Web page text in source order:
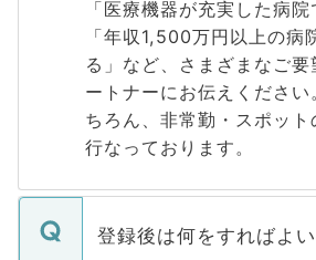
「医療機器が充実した病院
「年収1,500万円以上の病
る」など、さまざまなご
ートナーにお伝えください
ちろん、非常勤・スポット
行なっております。
登録後は何をすればよ